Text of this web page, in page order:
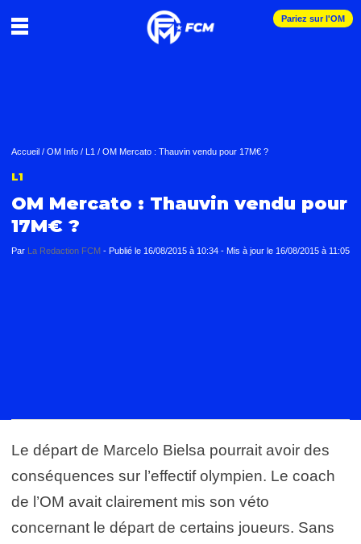
Pariez sur l'OM
Accueil / OM Info / L1 / OM Mercato : Thauvin vendu pour 17M€ ?
L1
OM Mercato : Thauvin vendu pour
17M€ ?
Par La Redaction FCM - Publié le 16/08/2015 à 10:34 - Mis à jour le 16/08/2015 à 11:05
Le départ de Marcelo Bielsa pourrait avoir des
conséquences sur l’effectif olympien. Le coach
de l’OM avait clairement mis son véto
concernant le départ de certains joueurs. Sans